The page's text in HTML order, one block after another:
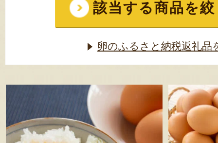
該当する商品を
卵のふるさと納税返礼品